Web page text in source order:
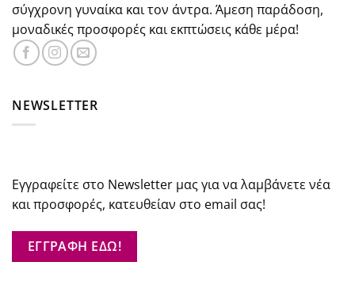
σύγχρονη γυναίκα και τον άντρα. Άμεση παράδοση,
μοναδικές προσφορές και εκπτώσεις κάθε μέρα!
NEWSLETTER
Εγγραφείτε στο Newsletter μας για να λαμβάνετε νέα
και προσφορές, κατευθείαν στο email σας!
ΕΓΓΡΑΦΗ ΕΔΩ!